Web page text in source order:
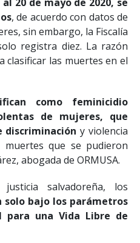
20 de mayo de 2020, se
, de acuerdo con datos de
sin embargo, la Fiscalía
registra diez. La razón
clasificar las muertes en el
como feminicidio
de mujeres, que
discriminación y violencia
muertes que se pudieron
abogada de ORMUSA.
salvadoreña, los
solo bajo los parámetros
para una Vida Libre de